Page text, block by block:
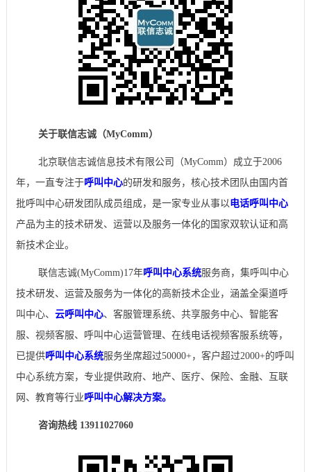
关于联信志诚（MyComm）
北京联信志诚信息技术有限公司（MyComm）成立于2006
年，一直专注于呼叫中心的研发和服务，核心技术团队由国内首
批呼叫中心研发团队成员组成，是一家专业从事以 电话呼叫中心
产品为主的技术研发、运营以及服务一体化的国家双软认证和高
新技术企业。
联信志诚(MyComm)17年呼叫中心系统服务商，集呼叫中心
技术研发、运营及服务为一体化的高新技术企业，涵盖全渠道呼
叫中心、 云呼叫中心、客服管理系统、共享服务中心、智能客
服、视频客服、呼叫中心运营管理、在线电话视频客服系统等，
已提供呼叫中心系统服务坐席超过50000+，客户超过2000+的呼叫
中心系统方案，专业提供政府、地产、医疗、保险、金融、互联
网、教育等行业 呼叫中心解决方案。
咨询热线 13911027060